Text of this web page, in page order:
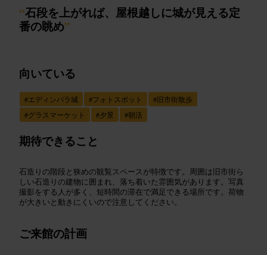
“石段を上がれば、屋根越しに城が見える定
番の眺め”
向いている
#エディンバラ城 #フォトスポット #旧市街散歩
#グラスマーケット #夕景 #朝活
期待できること
石造りの階段と狭めの観覧スペースが特徴です。周囲は旧市街ら
しい石造りの建物に囲まれ、落ち着いた雰囲気があります。写真
撮影をする人が多く、短時間の滞在で満足できる場所です。荷物
が大きいと動きにくいので注意してください。
ご来館の計画